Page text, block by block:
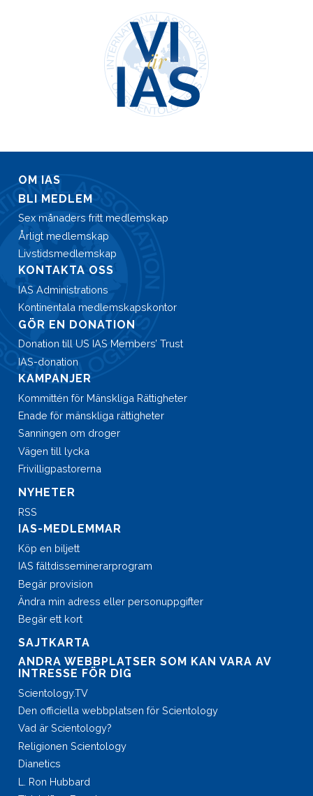
OM IAS
BLI MEDLEM
Sex månaders fritt medlemskap
Årligt medlemskap
Livstidsmedlemskap
KONTAKTA OSS
IAS Administrations
Kontinentala medlemskapskontor
GÖR EN DONATION
Donation till US IAS Members’ Trust
IAS-donation
KAMPANJER
Kommittén för Mänskliga Rättigheter
Enade för mänskliga rättigheter
Sanningen om droger
Vägen till lycka
Frivilligpastorerna
NYHETER
RSS
IAS-MEDLEMMAR
Köp en biljett
IAS fältdisseminerar­program
Begär provision
Ändra min adress eller personuppgifter
Begär ett kort
SAJTKARTA
ANDRA WEBBPLATSER SOM KAN VARA AV
INTRESSE FÖR DIG
Scientology.TV
Den officiella webbplatsen för Scientology
Vad är Scientology?
Religionen Scientology
Dianetics
L. Ron Hubbard